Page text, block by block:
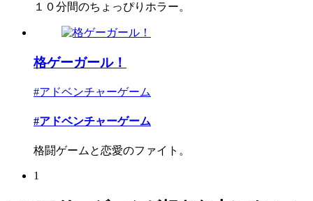
１０分間のちょっぴりホラー。
格ゲーガール！
#アドベンチャーゲーム
#アドベンチャーゲーム
格闘ゲームと恋愛のファイト。
1